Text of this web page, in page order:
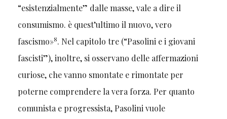
“esistenzialmente” dalle masse, vale a dire il
consumismo. è quest’ultimo il nuovo, vero
fascismo»8. Nel capitolo tre (“Pasolini e i giovani
fascisti”), inoltre, si osservano delle affermazioni
curiose, che vanno smontate e rimontate per
poterne comprendere la vera forza. Per quanto
comunista e progressista, Pasolini vuole